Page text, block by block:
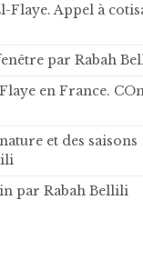
Flaye. Appel à
par Rabah
en France.
et des saisons
par Rabah Bellili